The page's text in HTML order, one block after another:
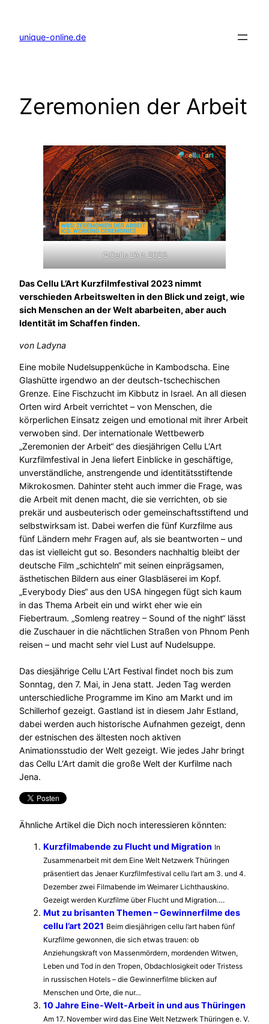
springen
unique-online.de
Zeremonien der Arbeit
©Cellu L’Art 2023
Das Cellu L’Art Kurzfilmfestival 2023 nimmt
verschieden Arbeitswelten in den Blick und zeigt, wie
sich Menschen an der Welt abarbeiten, aber auch
Identität im Schaffen finden.
von Ladyna
Eine mobile Nudelsuppenküche in Kambodscha. Eine
Glashütte irgendwo an der deutsch-tschechischen
Grenze. Eine Fischzucht im Kibbutz in Israel. An all diesen
Orten wird Arbeit verrichtet – von Menschen, die
körperlichen Einsatz zeigen und emotional mit ihrer Arbeit
verwoben sind. Der internationale Wettbewerb
„Zeremonien der Arbeit“ des diesjährigen Cellu L‘Art
Kurzfilmfestival in Jena liefert Einblicke in geschäftige,
unverständliche, anstrengende und identitätsstiftende
Mikrokosmen. Dahinter steht auch immer die Frage, was
die Arbeit mit denen macht, die sie verrichten, ob sie
prekär und ausbeuterisch oder gemeinschaftsstiftend und
selbstwirksam ist. Dabei werfen die fünf Kurzfilme aus
fünf Ländern mehr Fragen auf, als sie beantworten – und
das ist vielleicht gut so. Besonders nachhaltig bleibt der
deutsche Film „schichteln“ mit seinen einprägsamen,
ästhetischen Bildern aus einer Glasbläserei im Kopf.
„Everybody Dies“ aus den USA hingegen fügt sich kaum
in das Thema Arbeit ein und wirkt eher wie ein
Fiebertraum. „Somleng reatrey – Sound of the night“ lässt
die Zuschauer in die nächtlichen Straßen von Phnom Penh
reisen – und macht sehr viel Lust auf Nudelsuppe.
Das diesjährige Cellu L‘Art Festival findet noch bis zum
Sonntag, den 7. Mai, in Jena statt. Jeden Tag werden
unterschiedliche Programme im Kino am Markt und im
Schillerhof gezeigt. Gastland ist in diesem Jahr Estland,
dabei werden auch historische Aufnahmen gezeigt, denn
der estnischen des ältesten noch aktiven
Animationsstudio der Welt gezeigt. Wie jedes Jahr bringt
das Cellu L‘Art damit die große Welt der Kurfilme nach
Jena.
Ähnliche Artikel die Dich noch interessieren könnten:
Kurzfilmabende zu Flucht und Migration In
Zusammenarbeit mit dem Eine Welt Netzwerk Thüringen
präsentiert das Jenaer Kurzfilmfestival cellu l’art am 3. und 4.
Dezember zwei Filmabende im Weimarer Lichthauskino.
Gezeigt werden Kurzfilme über Flucht und Migration….
Mut zu brisanten Themen – Gewinnerfilme des
cellu l’art 2021 Beim diesjährigen cellu l’art haben fünf
Kurzfilme gewonnen, die sich etwas trauen: ob
Anziehungskraft von Massenmördern, mordenden Witwen,
Leben und Tod in den Tropen, Obdachlosigkeit oder Tristess
in russischen Hotels – die Gewinnerfilme blicken auf
Menschen und Orte, die nur…
10 Jahre Eine-Welt-Arbeit in und aus Thüringen
Am 17. November wird das Eine Welt Netzwerk Thüringen e. V.